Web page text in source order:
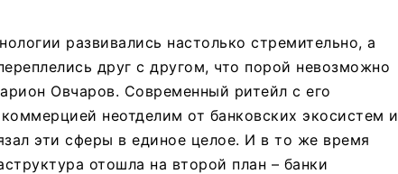
развивались настолько стремительно, а
друг с другом, что порой невозможно
Овчаров. Современный ритейл с его
неотделим от банковских экосистем и
эти сферы в единое целое. И в то же время
отошла на второй план – банки